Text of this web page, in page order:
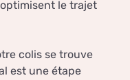
le trajet
colis se trouve
est une étape